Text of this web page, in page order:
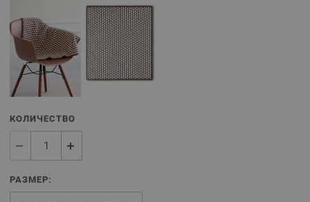
КОЛИЧЕСТВО
РАЗМЕР: